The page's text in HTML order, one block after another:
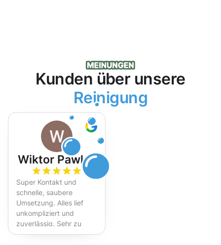
Kunden über unsere
Reinigung
Wiktor Pawlak
Super Kontakt und
schnelle, saubere
Umsetzung. Alles lief
unkompliziert und
zuverlässig. Sehr zu
empfehlen!